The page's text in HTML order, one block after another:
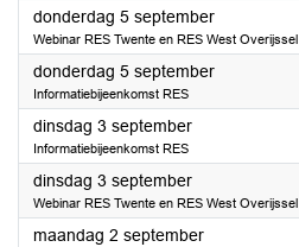
donderdag 5 september2024
Webinar RES Twente en RES West Overijssel
donderdag 5 september2024
Informatiebijeenkomst RES
dinsdag 3 september2024
Informatiebijeenkomst RES
dinsdag 3 september2024
Webinar RES Twente en RES West Overijssel
maandag 2 september2024